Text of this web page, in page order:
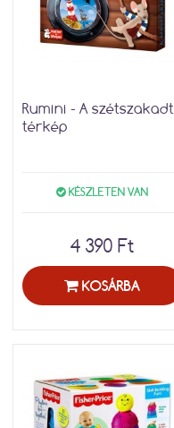
Rumini - A szétszakadt
térkép
KÉSZLETEN VAN
4 390 Ft
KOSÁRBA